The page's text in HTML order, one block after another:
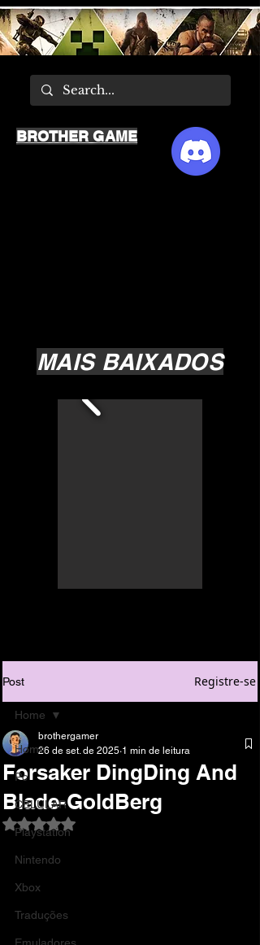
MAIS BAIXADOS
BROTHER GAME
Post Registre-se
Home
Pc
CELULAR
Playstation
Nintendo
Xbox
Traduções
Home
Forsaker DingDing And
Blade-GoldBerg
brothergamer
26 de set. de 2025 1 min de leitura
Avaliado com NaN de 5 estrelas.